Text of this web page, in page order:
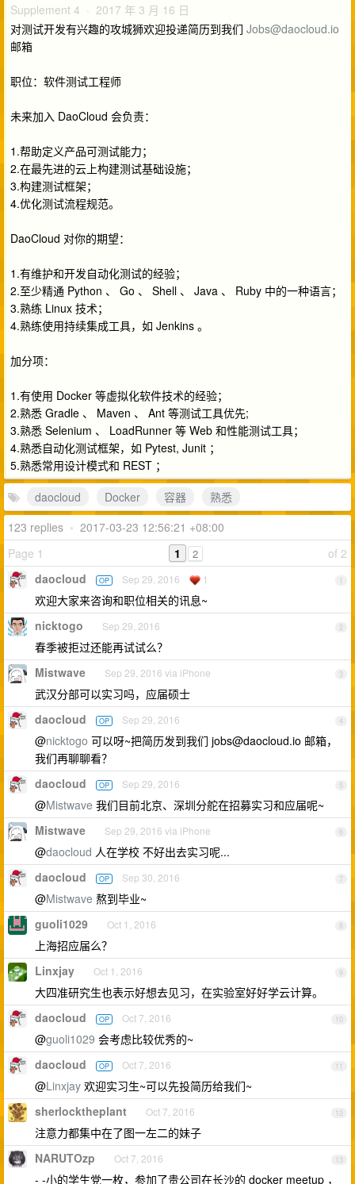
Supplement 4 · 2017 年 3 月 16 日
对测试开发有兴趣的攻城狮欢迎投递简历到我们 Jobs@daocloud.io
邮箱
职位：软件测试工程师
未来加入 DaoCloud 会负责：
1.帮助定义产品可测试能力；
2.在最先进的云上构建测试基础设施；
3.构建测试框架；
4.优化测试流程规范。
DaoCloud 对你的期望：
1.有维护和开发自动化测试的经验；
2.至少精通 Python 、 Go 、 Shell 、 Java 、 Ruby 中的一种语言；
3.熟练 Linux 技术；
4.熟练使用持续集成工具，如 Jenkins 。
加分项：
1.有使用 Docker 等虚拟化软件技术的经验；
2.熟悉 Gradle 、 Maven 、 Ant 等测试工具优先;
3.熟悉 Selenium 、 LoadRunner 等 Web 和性能测试工具；
4.熟悉自动化测试框架，如 Pytest, Junit ；
5.熟悉常用设计模式和 REST ；
daocloud
Docker 容器
熟悉
123 replies • 2017-03-23 12:56:21 +08:00
Page 1
of 2
1 2
1
daocloud OP Sep 29, 2016 1
欢迎大家来咨询和职位相关的讯息~
2
nicktogo Sep 29, 2016
春季被拒过还能再试试么？
3
Mistwave Sep 29, 2016 via iPhone
武汉分部可以实习吗，应届硕士
4
daocloud OP Sep 29, 2016
@nicktogo 可以呀~把简历发到我们 jobs@daocloud.io 邮箱，
我们再聊聊看？
5
daocloud OP Sep 29, 2016
@Mistwave 我们目前北京、深圳分舵在招募实习和应届呢~
6
Mistwave Sep 29, 2016 via iPhone
@daocloud 人在学校 不好出去实习呢...
7
daocloud OP Sep 30, 2016
@Mistwave 熬到毕业~
8
guoli1029 Oct 1, 2016
上海招应届么？
9
Linxjay Oct 1, 2016
大四准研究生也表示好想去见习，在实验室好好学云计算。
10
daocloud OP Oct 7, 2016
@guoli1029 会考虑比较优秀的~
11
daocloud OP Oct 7, 2016
@Linxjay 欢迎实习生~可以先投简历给我们~
12
sherlocktheplant Oct 7, 2016
注意力都集中在了图一左二的妹子
13
NARUTOzp Oct 7, 2016
- -小的学生党一枚，参加了贵公司在长沙的 docker meetup ，